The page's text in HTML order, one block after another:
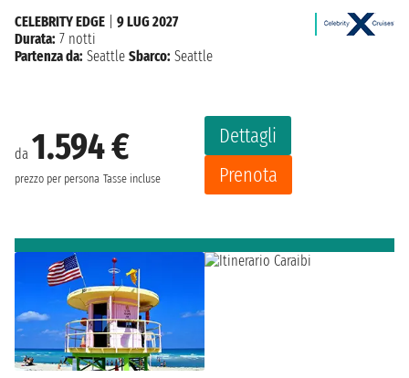
da 1.594 €
prezzo per persona Tasse incluse
Dettagli
Prenota
CELEBRITY EDGE
9 LUG 2027
Durata: 7 notti
Partenza da: Seattle Sbarco: Seattle